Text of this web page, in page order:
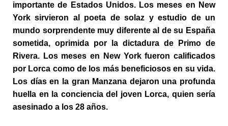
importante de Estados Unidos. Los meses en New
York sirvieron al poeta de solaz y estudio de un
mundo sorprendente muy diferente al de su España
sometida, oprimida por la dictadura de Primo de
Rivera. Los meses en New York fueron calificados
por Lorca como de los más beneficiosos en su vida.
Los días en la gran Manzana dejaron una profunda
huella en la conciencia del joven Lorca, quien sería
asesinado a los 28 años.